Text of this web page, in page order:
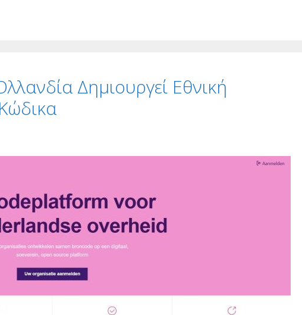
Δημιουργεί Εθνική